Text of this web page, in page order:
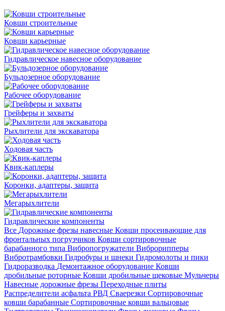
Ковши строительные
Ковши карьерные
Гидравлическое навесное оборудование
Бульдозерное оборудование
Рабочее оборудование
Грейферы и захваты
Рыхлители для экскаватора
Ходовая часть
Квик-каплеры
Коронки, адаптеры, защита
Мегарыхлители
Гидравлические компоненты
Все Дорожные фрезы навесные Ковши просеивающие для
фронтальных погрузчиков Ковши сортировочные
барабанного типа Вибропогружатели Виброрипперы
Вибротрамбовки Гидробуры и шнеки Гидромолоты и пики
Гидроразводка Демонтажное оборудование Ковши
дробильные роторные Ковши дробильные щековые Мульчеры
Навесные дорожные фрезы Переходные плиты
Распределители асфальта РВД Сваерезки Сортировочные
ковши барабанные Сортировочные ковши вальцовые